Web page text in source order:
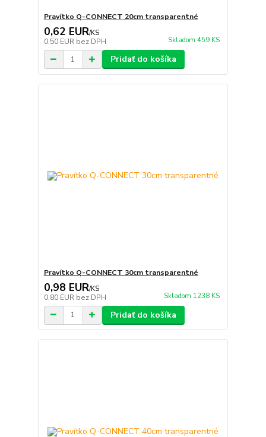
Pravítko Q-CONNECT 20cm transparentné
0,62 EUR/KS
0,50 EUR bez DPH Skladom 459 KS
Pridať do košíka
Pravítko Q-CONNECT 30cm transparentné
0,98 EUR/KS
0,80 EUR bez DPH Skladom 1238 KS
Pridať do košíka